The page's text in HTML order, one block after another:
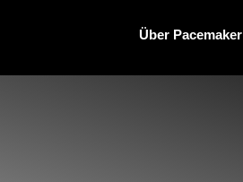
Über Pacemaker